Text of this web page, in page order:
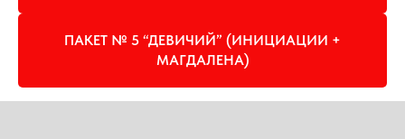
ПАКЕТ № 5 “ДЕВИЧИЙ” (ИНИЦИАЦИИ +
МАГДАЛЕНА)